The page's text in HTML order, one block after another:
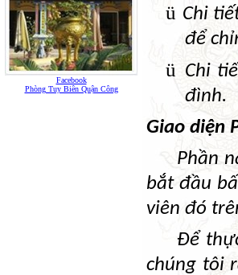
Facebook
Phòng Tuy Biên Quận Công
ü Chi
để
ü Chi
đình.
Giao diện
Phần
bắt đầu
viên đó
Để
chúng tôi